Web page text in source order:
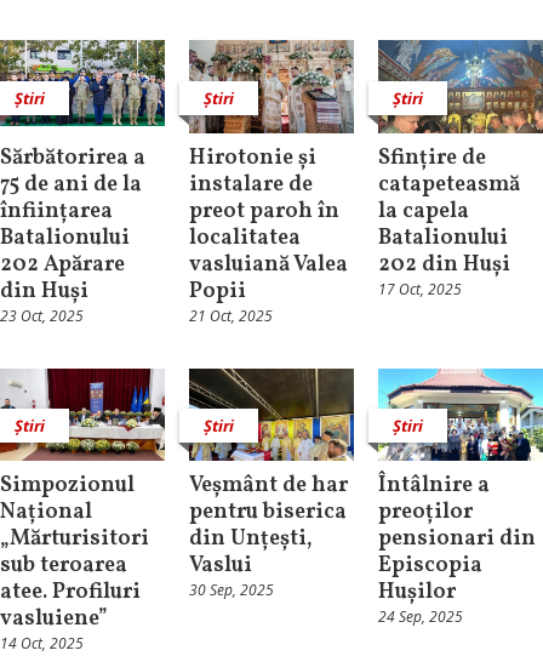
Știri
Sărbătorirea a
75 de ani de la
înființarea
Batalionului
202 Apărare
din Huși
23 Oct, 2025
Știri
Hirotonie și
instalare de
preot paroh în
localitatea
vasluiană Valea
Popii
21 Oct, 2025
Știri
Sfințire de
catapeteasmă
la capela
Batalionului
202 din Huși
17 Oct, 2025
Știri
Simpozionul
Național
„Mărturisitori
sub teroarea
atee. Profiluri
vasluiene”
14 Oct, 2025
Știri
Veșmânt de har
pentru biserica
din Unțești,
Vaslui
30 Sep, 2025
Știri
Întâlnire a
preoților
pensionari din
Episcopia
Hușilor
24 Sep, 2025